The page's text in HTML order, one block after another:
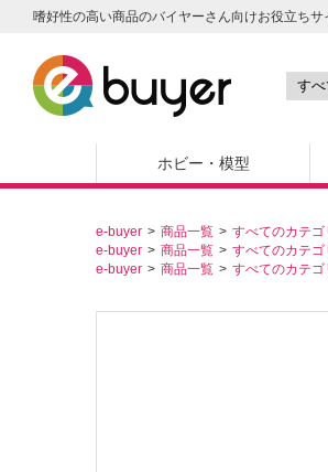
嗜好性の高い商品のバイヤーさん向けお役立ちサ
ホビー・模型
e-buyer 商品一覧 すべてのカテゴ
e-buyer
商品一覧 すべてのカテゴ
e-buyer
商品一覧 すべてのカテゴ